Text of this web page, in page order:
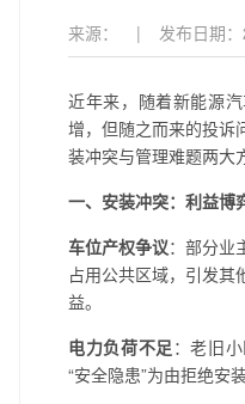
来源： | 发布日期：
近年来，随着新能源
增，但随之而来的投诉
装冲突与管理难题两大
一、安装冲突：利益博
车位产权争议：部分业
占用公共区域，引发其
益。
电力负荷不足 ：老旧
“安全隐患”为由拒绝安